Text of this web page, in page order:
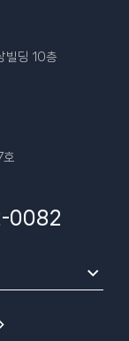
빌딩 10층
0082